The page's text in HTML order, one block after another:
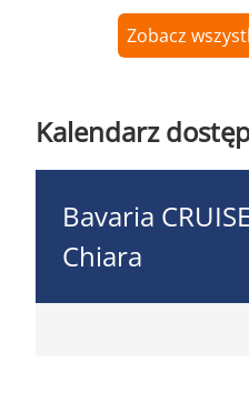
Zobacz
Kalendarz
Bavaria
Chiara